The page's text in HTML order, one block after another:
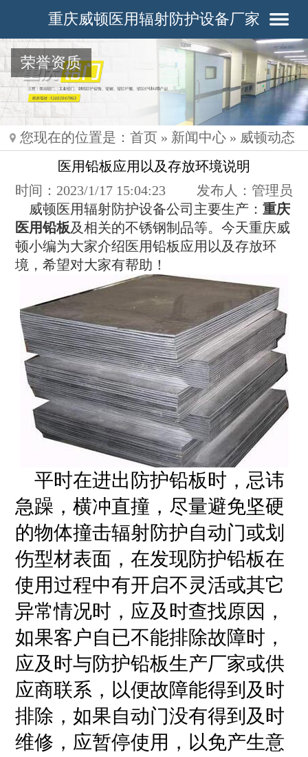
重庆威顿医用辐射防护设备厂家
荣誉资质
您现在的位置是： 首页 » 新闻中心» 威顿动态
医用铅板应用以及存放环境说明
时间：2023/1/17 15:04:23
发布人：管理员
威顿医用辐射防护设备公司主要生产：重庆
医用铅板及相关的不锈钢制品等。今天重庆威
顿小编为大家介绍 医用铅板应用以及存放环
境，希望对大家有帮助！
平时在进出防护铅板时，忌讳
急躁，横冲直撞，尽量避免坚硬
的物体撞击辐射防护自动门或划
伤型材表面，在发现防护铅板在
使用过程中有开启不灵活或其它
异常情况时，应及时查找原因，
如果客户自已不能排除故障时，
应及时与防护铅板生产厂家或供
应商联系，以便故障能得到及时
排除，如果自动门没有得到及时
维修，应暂停使用，以免产生意